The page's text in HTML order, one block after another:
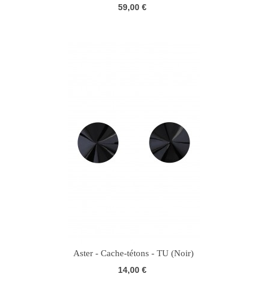
59,00 €
Aster - Cache-tétons - TU (Noir)
14,00 €